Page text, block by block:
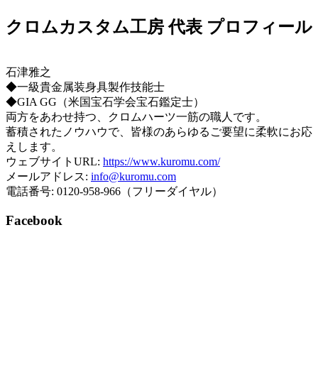
クロムカスタム工房 代表 プロフィール
石津雅之
◆一級貴金属装身具製作技能士
◆GIA GG（米国宝石学会宝石鑑定士）
両方をあわせ持つ、クロムハーツ一筋の職人です。
蓄積されたノウハウで、皆様のあらゆるご要望に柔軟にお応
えします。
ウェブサイトURL: https://www.kuromu.com/
メールアドレス: info@kuromu.com
電話番号: 0120-958-966（フリーダイヤル）
Facebook